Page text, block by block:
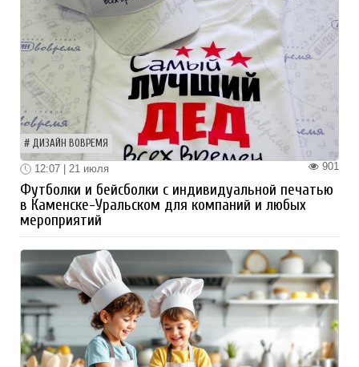
ДИЗАЙН ВОВРЕМЯ
901
12:07 | 21 июля
Футболки и бейсболки с индивидуальной печатью
в Каменске-Уральском для компаний и любых
мероприятий